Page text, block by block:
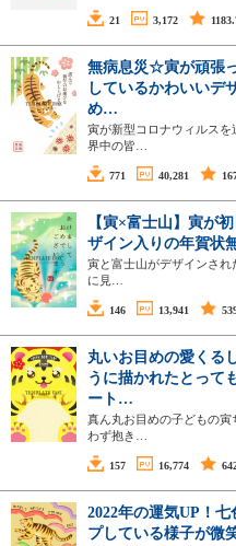
21 3,172
無病息災☆寅が頑張
しているかわいいデ
め…
寅が新型コロナウィルス
界中の皆…
771 40,281
【寅×富士山】寅が
ザイン入りの年賀状
寅と富士山がデザインさ
に見…
146 13,941
丸いお目めの愛くる
うに描かれたとって
ート…
真ん丸お目めの子どもの
わず抱き…
157 16,774
2022年の運気UP！
プしている様子が微